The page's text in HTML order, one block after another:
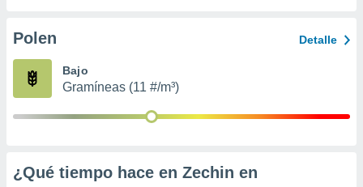
e
mediante
de
Polen Detalle
Bajo
Gramíneas (11 #/m³)
¿Qué tiempo hace en Zechin en